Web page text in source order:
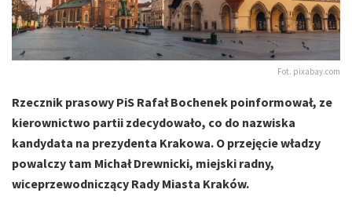
Fot. pixabay.com
Rzecznik prasowy PiS Rafał Bochenek poinformował, ze
kierownictwo partii zdecydowało, co do nazwiska
kandydata na prezydenta Krakowa. O przejęcie władzy
powalczy tam Michał Drewnicki, miejski radny,
wiceprzewodniczący Rady Miasta Kraków.